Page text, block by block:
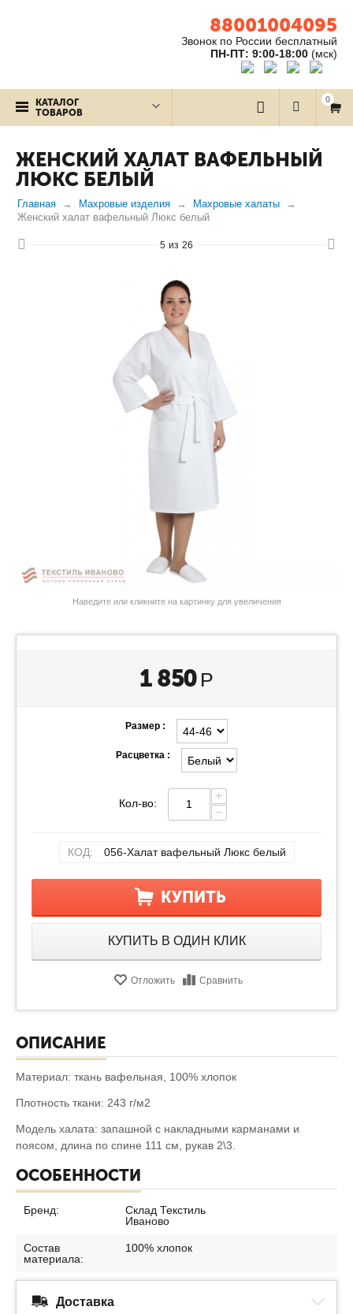
88001004095
Звонок по России бесплатный
ПН-ПТ: 9:00-18:00 (мск)
КАТАЛОГ
ТОВАРОВ
0
ЖЕНСКИЙ ХАЛАТ ВАФЕЛЬНЫЙ
ЛЮКС БЕЛЫЙ
Главная Махровые изделия
Махровые халаты
Женский халат вафельный Люкс белый
5 из 26
Наведите или кликните на картинку для увеличения
1 850 Р
Размер :
Расцветка :
Кол-во:
+
−
КОД: 056-Халат вафельный Люкс белый
КУПИТЬ
КУПИТЬ В ОДИН КЛИК
Отложить Сравнить
ОПИСАНИЕ
Материал: ткань вафельная, 100% хлопок
Плотность ткани: 243 г/м2
Модель халата: запашной с накладными карманами и
поясом, длина по спине 111 см, рукав 2\3.
ОСОБЕННОСТИ
Бренд:
Склад Текстиль
Иваново
Состав
материала:
100% хлопок
Доставка